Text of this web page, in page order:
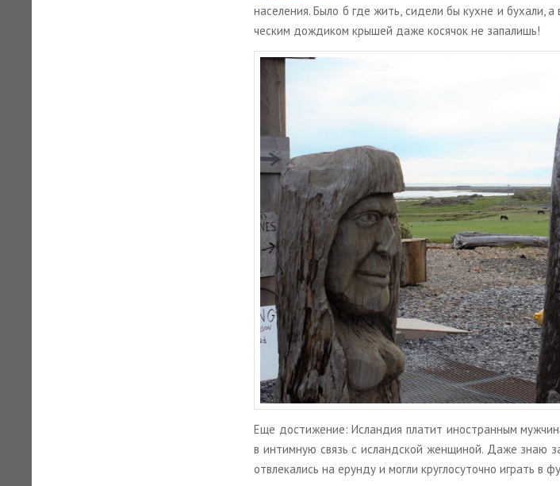
на­се­ле­ния. Было б где жить, си­де­ли бы кухне и бу­ха­ли,
че­ским дож­ди­ком кры­шей даже ко­ся­чок не за­па­лишь!
Еще до­сти­же­ние: Ис­лан­дия пла­тит ино­стран­ным
в ин­тим­ную связь с ис­ланд­ской жен­щи­ной. Даже знаю
от­вле­ка­лись на ерун­ду и могли круг­ло­су­точ­но иг­рать в